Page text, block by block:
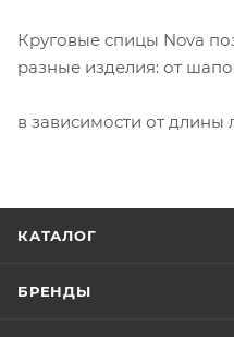
Круговые спицы Nova
разные изделия: от
в зависимости от длины
КАТАЛОГ
БРЕНДЫ